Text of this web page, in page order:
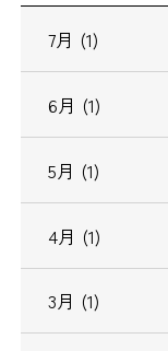
7月 (1)
6月 (1)
5月 (1)
4月 (1)
3月 (1)